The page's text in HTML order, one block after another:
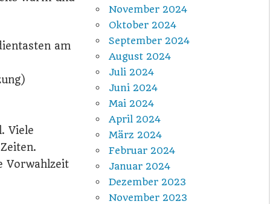
am
Viele
Vorwahlzeit
November 2024
Oktober 2024
September 2024
August 2024
Juli 2024
Juni 2024
Mai 2024
April 2024
März 2024
Februar 2024
Januar 2024
Dezember 2023
November 2023